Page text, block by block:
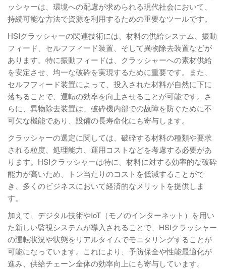
ッシャーは、環境への配慮が求められる現代社会において、
持続可能な方法で資源を利用するための重要なツールです。
HSIクラッシャーの関連技術には、材料の供給システム、振動
フィード、セルフフィード装置、そして異物除去装置などが
あります。特に振動フィードは、クラッシャーへの素材供給
を安定させ、均一な破砕を実現するために重要です。また、
セルフフィード装置によって、投入された材料が自然に下に
落ちることで、運転の効率を向上させることが可能です。さ
らに、異物除去装置は、破砕機内部での故障を防ぐために不
可欠な機能であり、設備の長寿命化にも寄与します。
クラッシャーの選定に関しては、破砕する材料の種類や要求
される粒度、処理能力、運用コストなどを考慮する必要があ
ります。HSIクラッシャーは特に、材料に対する効率的な破砕
能力が高いため、トン当たりのコストを低減することがで
き、多くのビジネスにおいて経済的なメリットを提供しま
す。
加えて、デジタル技術やIoT（モノのインターネット）を用い
た新しい監視システムが導入されることで、HSIクラッシャー
の運転状況や状態をリアルタイムでモニタリングすることが
可能になっています。これにより、予防保全や性能最適化が
進み、供給チェーン全体の効率向上にも寄与しています。